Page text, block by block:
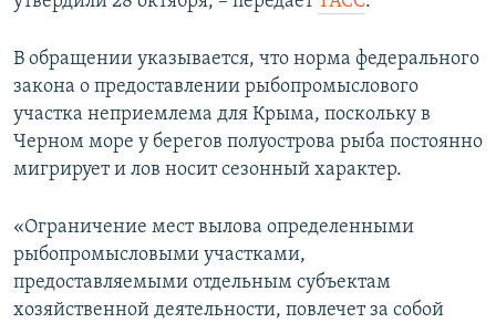
В обращении указывается, что норма федерального
закона о предоставлении рыбопромыслового
участка неприемлема для Крыма, поскольку в
Черном море у берегов полуострова рыба постоянно
мигрирует и лов носит сезонный характер.
«Ограничение мест вылова определенными
рыбопромысловыми участками,
предоставляемыми отдельным субъектам
хозяйственной деятельности, повлечет за собой